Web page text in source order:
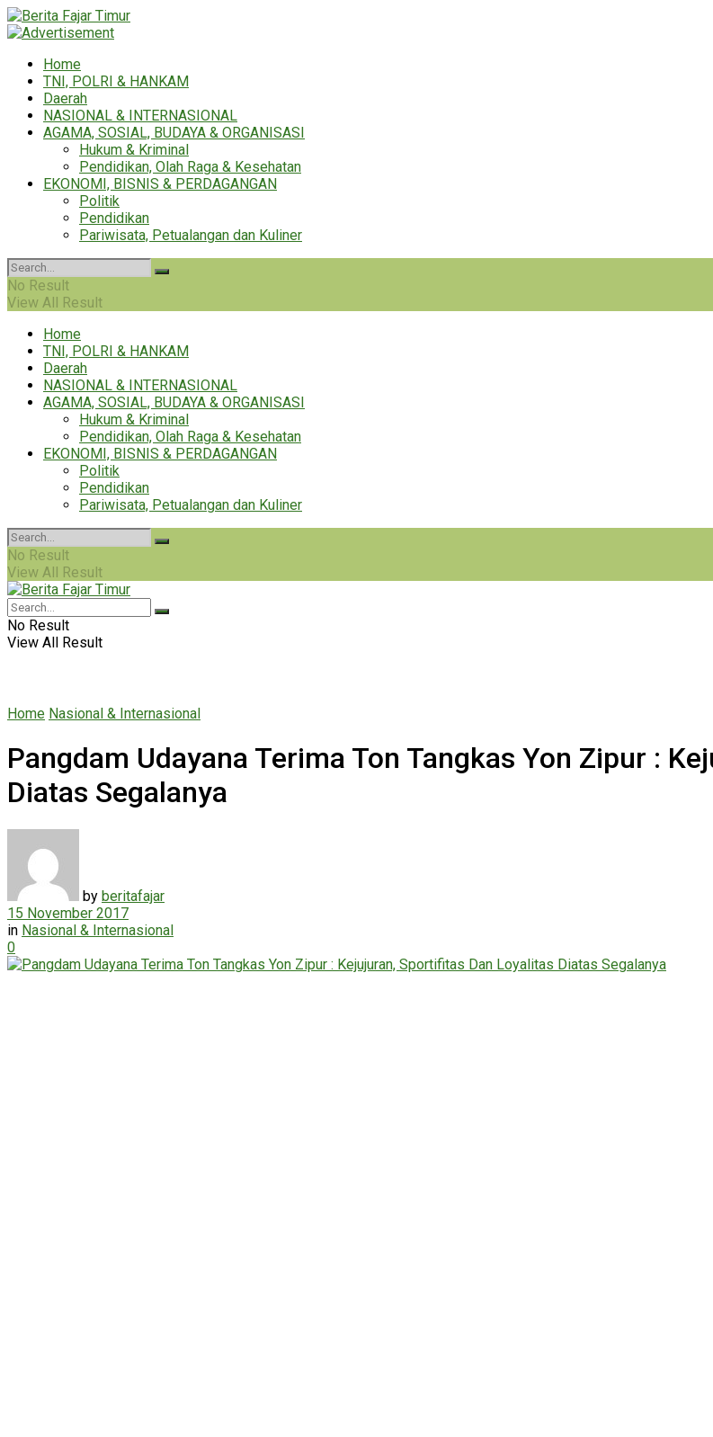
Home
TNI, POLRI & HANKAM
Daerah
NASIONAL & INTERNASIONAL
AGAMA, SOSIAL, BUDAYA & ORGANISASI
Hukum & Kriminal
Pendidikan, Olah Raga & Kesehatan
EKONOMI, BISNIS & PERDAGANGAN
Politik
Pendidikan
Pariwisata, Petualangan dan Kuliner
No Result
View All Result
Home
TNI, POLRI & HANKAM
Daerah
NASIONAL & INTERNASIONAL
AGAMA, SOSIAL, BUDAYA & ORGANISASI
Hukum & Kriminal
Pendidikan, Olah Raga & Kesehatan
EKONOMI, BISNIS & PERDAGANGAN
Politik
Pendidikan
Pariwisata, Petualangan dan Kuliner
No Result
View All Result
No Result
View All Result
Home Nasional & Internasional
Pangdam Udayana Terima Ton Tangkas Yon Zipur :
Diatas Segalanya
by beritafajar
15 November 2017
in Nasional & Internasional
0